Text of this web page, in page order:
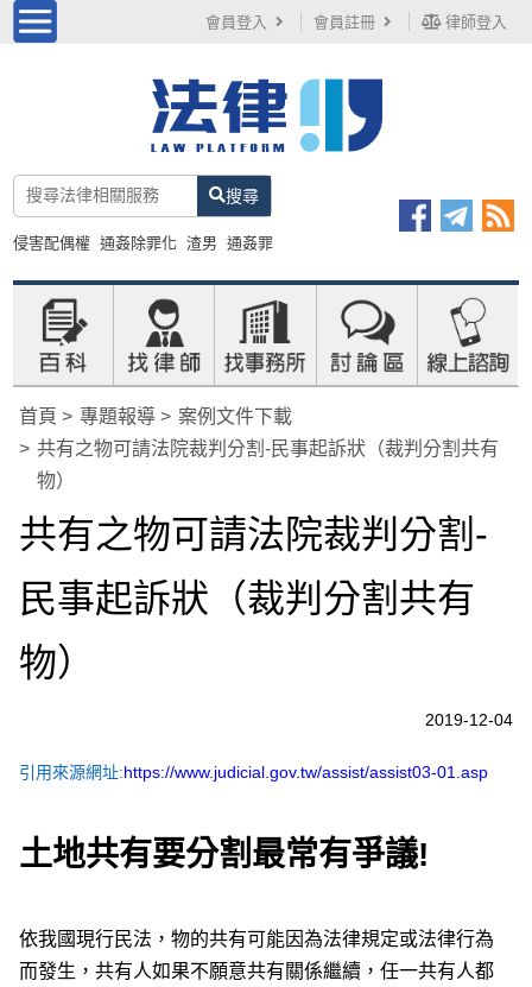
會員登入 會員註冊 律師登入
搜尋
侵害配偶權 通姦除罪化 渣男 通姦罪
首頁 專題報導
案例文件下載
共有之物可請法院裁判分割-民事起訴狀（裁判分割共有
物）
共有之物可請法院裁判分割-
民事起訴狀（裁判分割共有
物）
2019-12-04
引用來源網址:https://www.judicial.gov.tw/assist/assist03-01.asp
土地共有要分割最常有爭議!
依我國現行民法，物的共有可能因為法律規定或法律行為
而發生，共有人如果不願意共有關係繼續，任一共有人都